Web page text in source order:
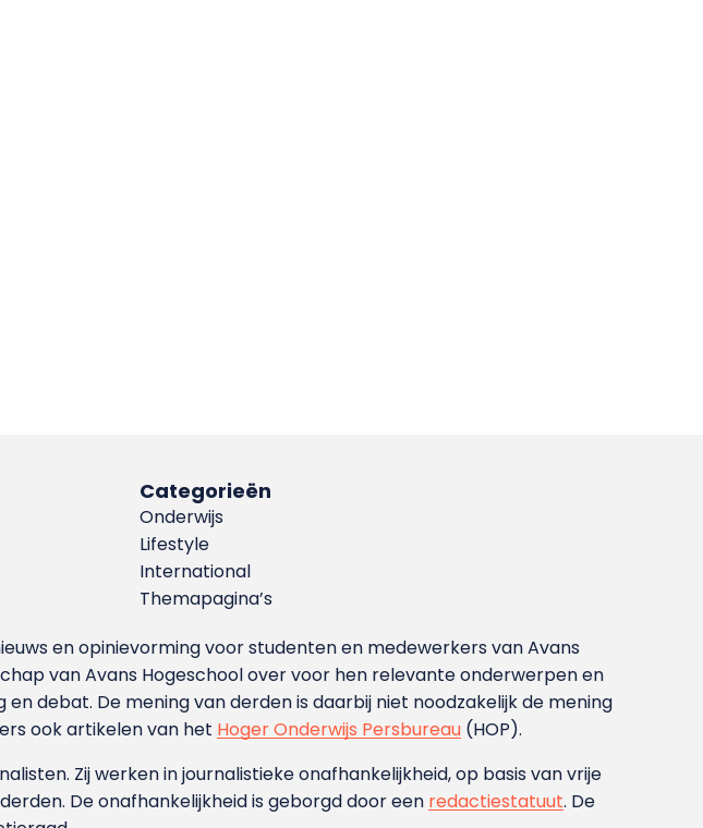
Categorieën
Onderwijs
Lifestyle
International
Themapagina’s
en opinievorming voor studenten en medewerkers van Avans
van Avans Hogeschool over voor hen relevante onderwerpen en
debat. De mening van derden is daarbij niet noodzakelijk de mening
ook artikelen van het Hoger Onderwijs Persbureau (HOP).
Zij werken in journalistieke onafhankelijkheid, op basis van vrije
De onafhankelijkheid is geborgd door een redactiestatuut. De